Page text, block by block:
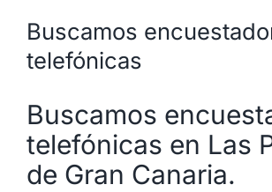
Buscamos
telefónicas
Buscamos
telefónicas en Las
de Gran Canaria.